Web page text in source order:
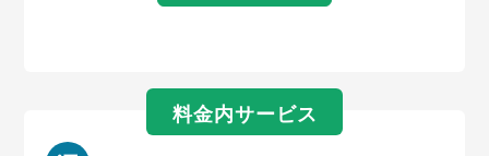
料金内サービス